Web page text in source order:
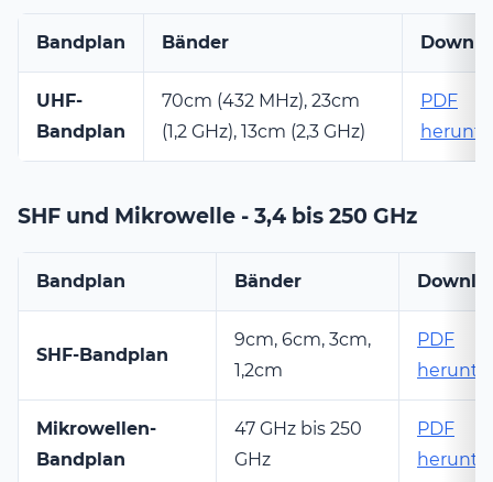
Bandplan Bänder
UHF-
Bandplan
70cm (432 MHz), 23cm
(1,2 GHz), 13cm (2,3 GHz)
PDF
SHF und Mikrowelle - 3,4 bis 250 GHz
Bandplan Bänder
SHF-Bandplan
9cm, 6cm, 3cm,
1,2cm
PDF
Mikrowellen-
Bandplan
47 GHz bis 250
GHz
PDF